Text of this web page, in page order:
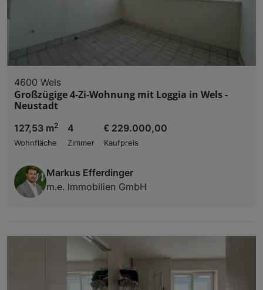
4600 Wels
Großzügige 4-Zi-Wohnung mit Loggia in Wels -
Neustadt
127,53 m2
Wohnfläche
4
Zimmer
€ 229.000,00
Kaufpreis
Markus Efferdinger
m.e. Immobilien GmbH